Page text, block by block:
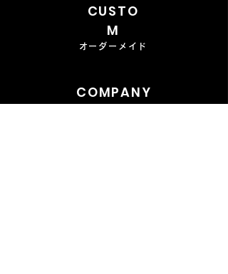
CUSTO
M
オーダーメイド
COMPANY